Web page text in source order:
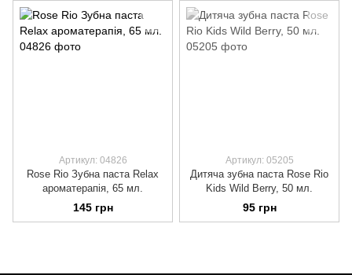
Артикул: 04826
Rose Rio Зубна паста Relax
ароматерапія, 65 мл.
145 грн
Артикул: 05205
Дитяча зубна паста Rose Rio
Kids Wild Berry, 50 мл.
95 грн